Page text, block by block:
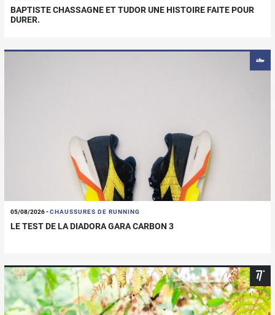
BAPTISTE CHASSAGNE ET TUDOR UNE HISTOIRE FAITE POUR
DURER.
05/08/2026-CHAUSSURES DE RUNNING
LE TEST DE LA DIADORA GARA CARBON 3